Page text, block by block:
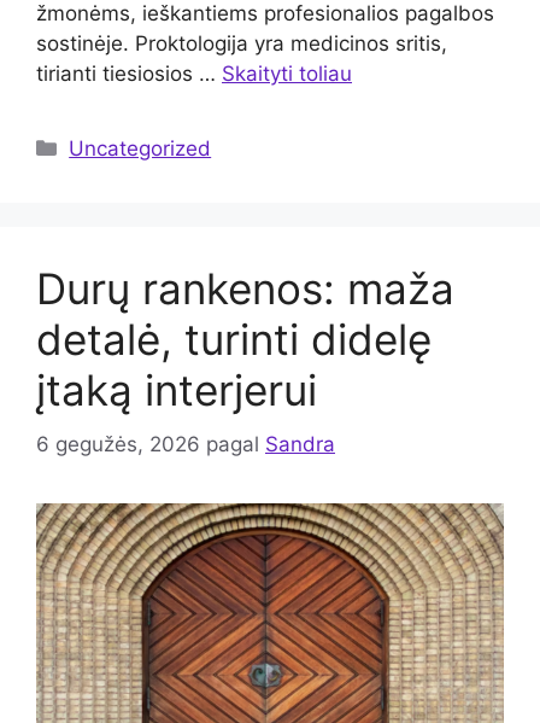
žmonėms, ieškantiems profesionalios pagalbos
sostinėje. Proktologija yra medicinos sritis,
tirianti tiesiosios … Skaityti toliau
Kategorijos
Uncategorized
Durų rankenos: maža
detalė, turinti didelę
įtaką interjerui
6 gegužės, 2026 pagal Sandra